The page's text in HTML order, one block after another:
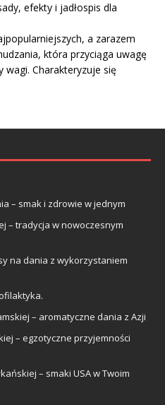
efekty i jadłospis dla
a zarazem
która przyciąga uwagę
Charakteryzuje się
– smak i zdrowie w jednym
– tradycja w nowoczesnym
na dania z wykorzystaniem
– aromatyczne dania z Azji
– egzotyczne przyjemności
– smaki USA w Twoim